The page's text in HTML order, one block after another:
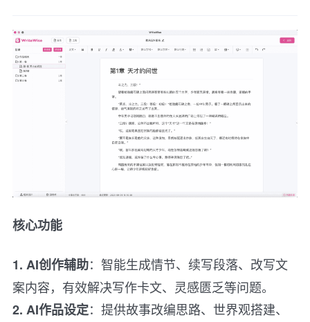
核心功能
1. AI创作辅助：智能生成情节、续写段落、改写文
案内容，有效解决写作卡文、灵感匮乏等问题。
2. AI作品设定：提供故事改编思路、世界观搭建、